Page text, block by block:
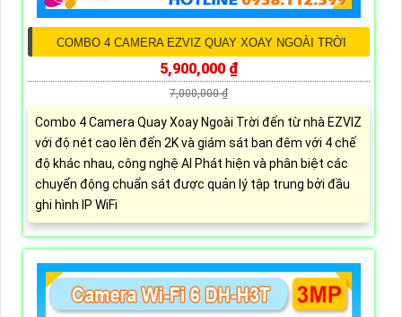
COMBO 4 CAMERA EZVIZ QUAY XOAY NGOÀI TRỜI
5,900,000 ₫
7,000,000 ₫
Combo 4 Camera Quay Xoay Ngoài Trời đến từ nhà EZVIZ
với độ nét cao lên đến 2K và giám sát ban đêm với 4 chế
độ khác nhau, công nghệ AI Phát hiện và phân biệt các
chuyển động chuẩn sát được quản lý tập trung bởi đầu
ghi hình IP WiFi